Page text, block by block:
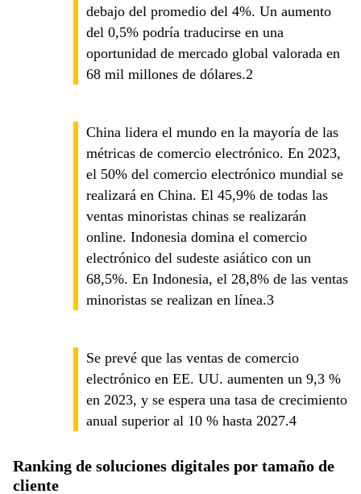
debajo del promedio del 4%. Un aumento
del 0,5% podría traducirse en una
oportunidad de mercado global valorada en
68 mil millones de dólares.2
China lidera el mundo en la mayoría de las
métricas de comercio electrónico. En 2023,
el 50% del comercio electrónico mundial se
realizará en China. El 45,9% de todas las
ventas minoristas chinas se realizarán
online. Indonesia domina el comercio
electrónico del sudeste asiático con un
68,5%. En Indonesia, el 28,8% de las ventas
minoristas se realizan en línea.3
Se prevé que las ventas de comercio
electrónico en EE. UU. aumenten un 9,3 %
en 2023, y se espera una tasa de crecimiento
anual superior al 10 % hasta 2027.4
Ranking de soluciones digitales por tamaño de
cliente